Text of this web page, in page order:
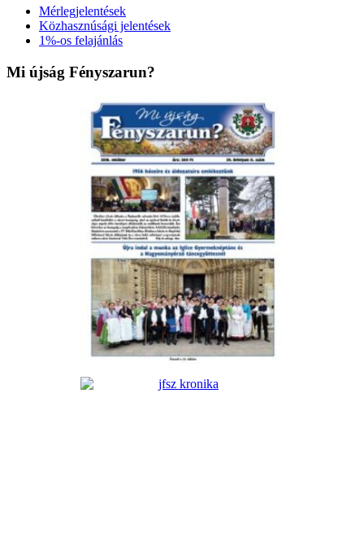
Mérlegjelentések
Közhasznúsági jelentések
1%-os felajánlás
Mi újság Fényszarun?